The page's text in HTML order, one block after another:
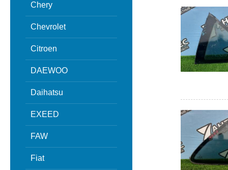
Chery
Chevrolet
Citroen
DAEWOO
Daihatsu
EXEED
FAW
Fiat